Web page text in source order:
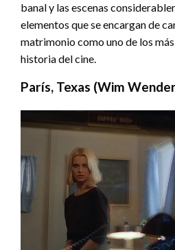
banal y las escenas
elementos que se encargan de
matrimonio como uno de los
historia del cine.
París, Texas (Wim